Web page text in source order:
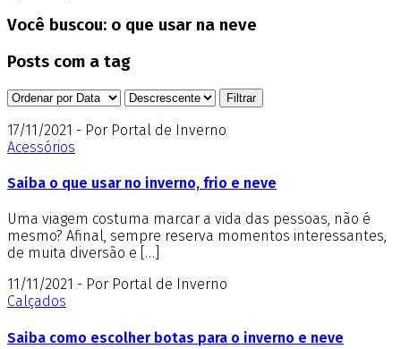
Você buscou: o que usar na neve
Posts com a tag
17/11/2021 - Por Portal de Inverno
Acessórios
Saiba o que usar no inverno, frio e neve
Uma viagem costuma marcar a vida das pessoas, não é
mesmo? Afinal, sempre reserva momentos interessantes,
de muita diversão e […]
11/11/2021 - Por Portal de Inverno
Calçados
Saiba como escolher botas para o inverno e neve